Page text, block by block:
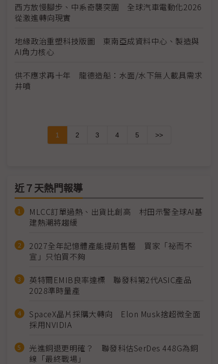
西方放慢腳步、中系奇襲突圍 全球汽車電動化2026
從激進轉向現實
地緣政治重塑科技版圖 東南亞成資料中心、製造與
AI角力核心
供不應求再十年 龍德造船：水面/水下無人載具需求
井噴
1 2 3 4 5 >>
近７天熱門報導
MLCC訂單過熱、出貨比創高 村田示警全球AI基
建熱潮將趨緩
2027全年記憶體產能提前售罄 買家「祕而不
宣」只怕買不夠
英特爾EMIB良率達標 聯發科第2代ASIC產品
2028準時量產
SpaceX晶片採購大轉向 Elon Musk捨超微全面
採用NVIDIA
光進銅退更明確？ 聯發科估SerDes 448G為銅
線「最終戰場」